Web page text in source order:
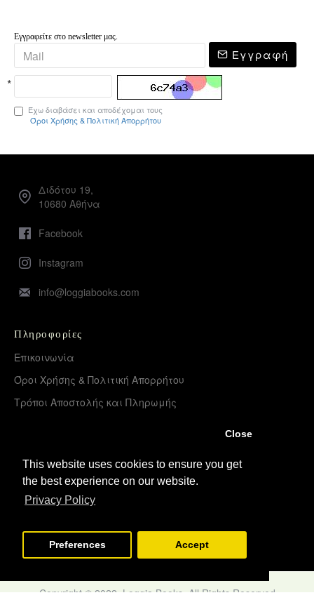
This website uses cookies to ensure you get
the best experience on our website.
Privacy Policy
Close
Preferences Accept
Εγγραφείτε στο newsletter μας.
Εγγραφή
Έχω διαβάσει και αποδέχομαι τους
Όροι Χρήσης & Πολιτική Απορρήτου
Διδότου 19,
10680 Αθήνα
Facebook
Instagram
info@loggiabooks.com
Πληροφορίες
Επικοινωνία
Όροι Χρήσης & Πολιτική Απορρήτου
Τρόποι Αποστολής και Πληρωμής
Λογαριασμός
Εγγραφή
Copyright © 2022, Loggia Books, All Rights Reserved